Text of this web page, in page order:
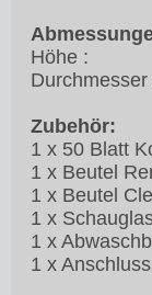
Zubehör:
1 x 50 Blatt
1 x Beutel
1 x Beutel
1 x
1 x
1 x